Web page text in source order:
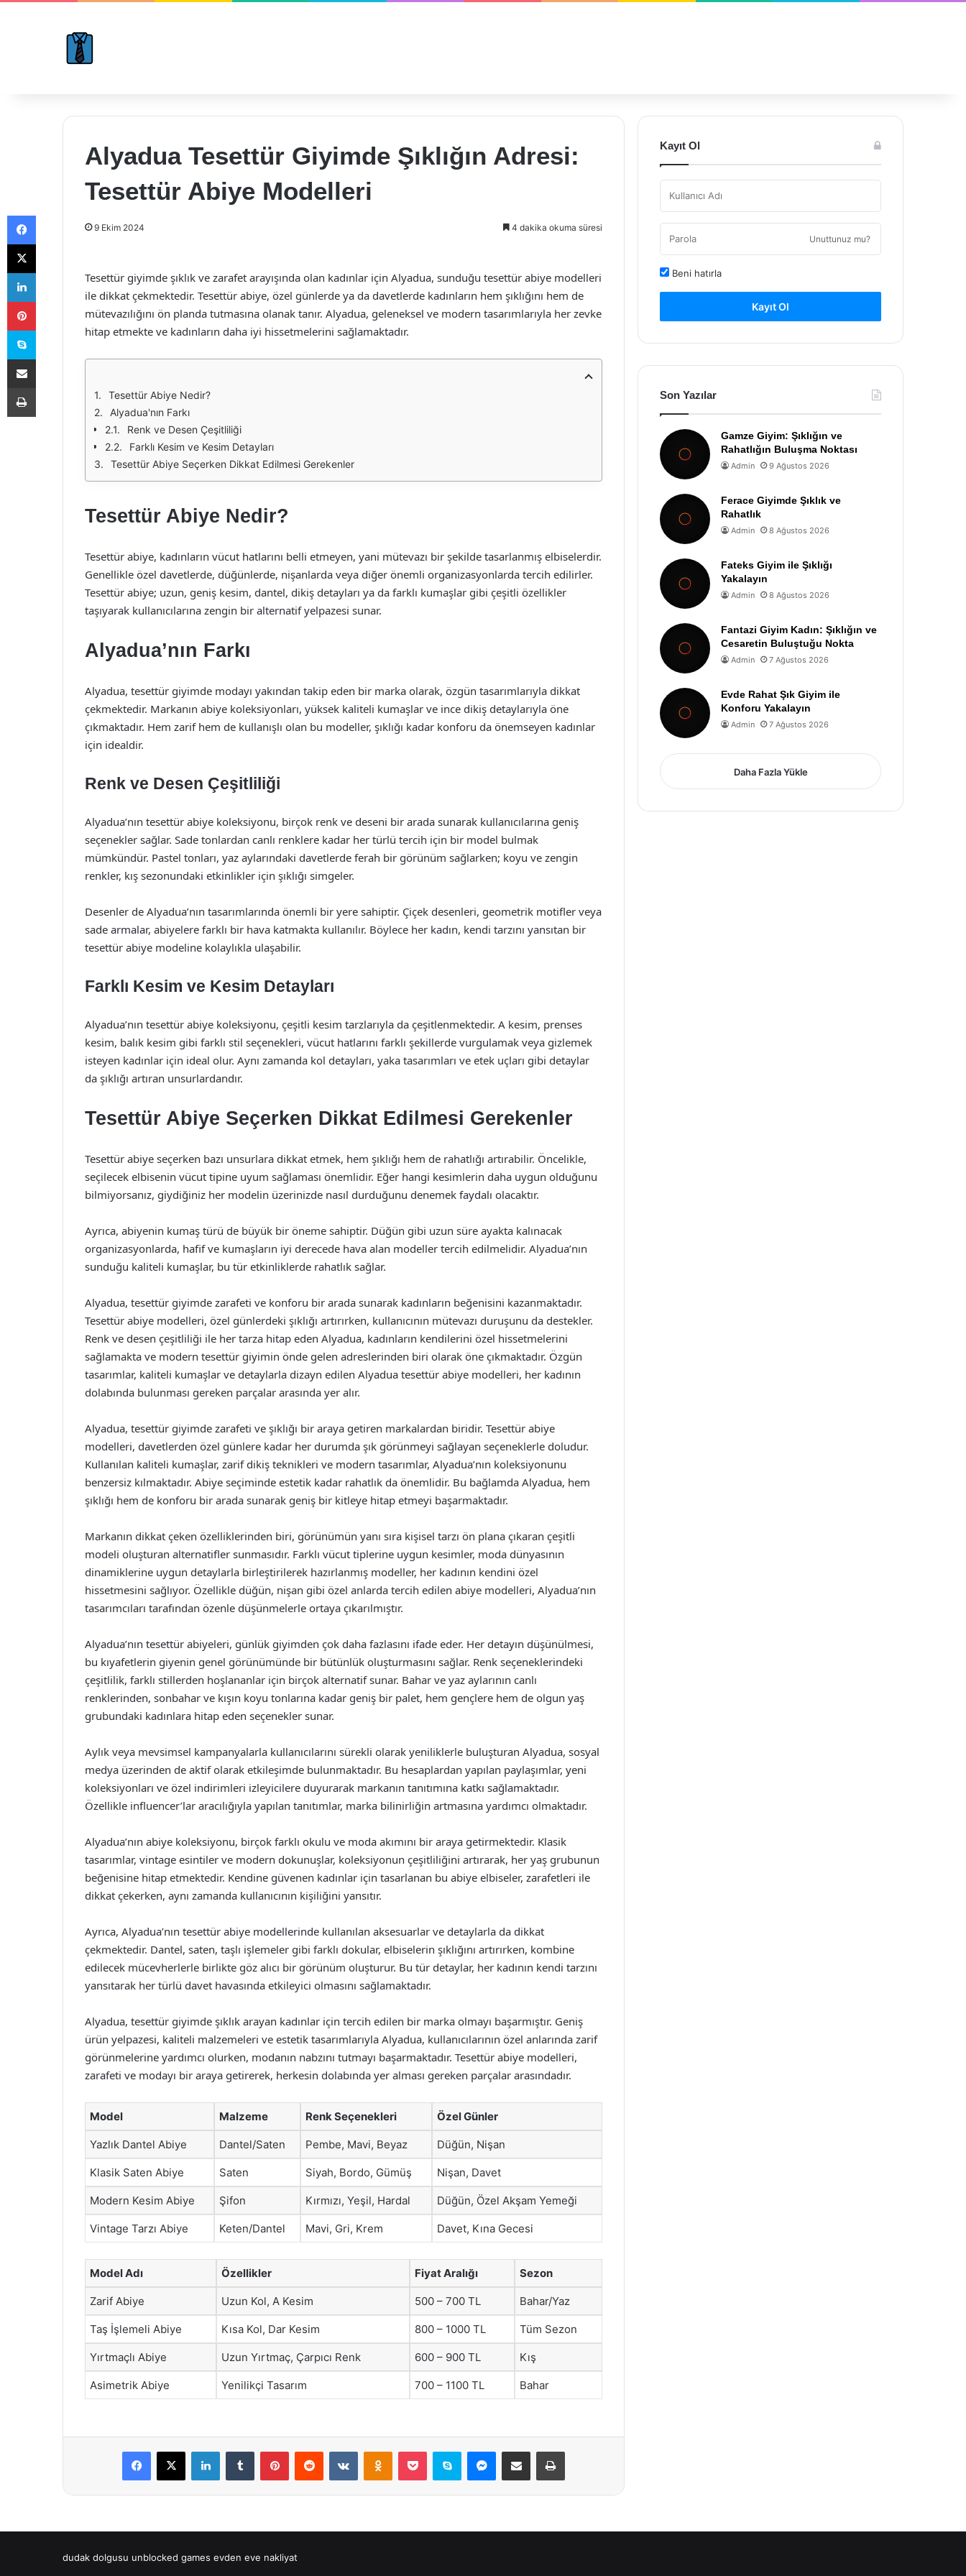
Alyadua Tesettür Giyimde Şıklığın Adresi:
Tesettür Abiye Modelleri
9 Ekim 2024 4 dakika okuma süresi
Tesettür giyimde şıklık ve zarafet arayışında olan kadınlar için Alyadua, sunduğu tesettür abiye modelleri
ile dikkat çekmektedir. Tesettür abiye, özel günlerde ya da davetlerde kadınların hem şıklığını hem de
mütevazılığını ön planda tutmasına olanak tanır. Alyadua, geleneksel ve modern tasarımlarıyla her zevke
hitap etmekte ve kadınların daha iyi hissetmelerini sağlamaktadır.
Tesettür Abiye Nedir?
Alyadua'nın Farkı
Renk ve Desen Çeşitliliği
Farklı Kesim ve Kesim Detayları
Tesettür Abiye Seçerken Dikkat Edilmesi Gerekenler
Tesettür Abiye Nedir?
Tesettür abiye, kadınların vücut hatlarını belli etmeyen, yani mütevazı bir şekilde tasarlanmış elbiselerdir.
Genellikle özel davetlerde, düğünlerde, nişanlarda veya diğer önemli organizasyonlarda tercih edilirler.
Tesettür abiye; uzun, geniş kesim, dantel, dikiş detayları ya da farklı kumaşlar gibi çeşitli özellikler
taşıyarak kullanıcılarına zengin bir alternatif yelpazesi sunar.
Alyadua’nın Farkı
Alyadua, tesettür giyimde modayı yakından takip eden bir marka olarak, özgün tasarımlarıyla dikkat
çekmektedir. Markanın abiye koleksiyonları, yüksek kaliteli kumaşlar ve ince dikiş detaylarıyla öne
çıkmaktadır. Hem zarif hem de kullanışlı olan bu modeller, şıklığı kadar konforu da önemseyen kadınlar
için idealdir.
Renk ve Desen Çeşitliliği
Alyadua’nın tesettür abiye koleksiyonu, birçok renk ve deseni bir arada sunarak kullanıcılarına geniş
seçenekler sağlar. Sade tonlardan canlı renklere kadar her türlü tercih için bir model bulmak
mümkündür. Pastel tonları, yaz aylarındaki davetlerde ferah bir görünüm sağlarken; koyu ve zengin
renkler, kış sezonundaki etkinlikler için şıklığı simgeler.
Desenler de Alyadua’nın tasarımlarında önemli bir yere sahiptir. Çiçek desenleri, geometrik motifler veya
sade armalar, abiyelere farklı bir hava katmakta kullanılır. Böylece her kadın, kendi tarzını yansıtan bir
tesettür abiye modeline kolaylıkla ulaşabilir.
Farklı Kesim ve Kesim Detayları
Alyadua’nın tesettür abiye koleksiyonu, çeşitli kesim tarzlarıyla da çeşitlenmektedir. A kesim, prenses
kesim, balık kesim gibi farklı stil seçenekleri, vücut hatlarını farklı şekillerde vurgulamak veya gizlemek
isteyen kadınlar için ideal olur. Aynı zamanda kol detayları, yaka tasarımları ve etek uçları gibi detaylar
da şıklığı artıran unsurlardandır.
Tesettür Abiye Seçerken Dikkat Edilmesi Gerekenler
Tesettür abiye seçerken bazı unsurlara dikkat etmek, hem şıklığı hem de rahatlığı artırabilir. Öncelikle,
seçilecek elbisenin vücut tipine uyum sağlaması önemlidir. Eğer hangi kesimlerin daha uygun olduğunu
bilmiyorsanız, giydiğiniz her modelin üzerinizde nasıl durduğunu denemek faydalı olacaktır.
Ayrıca, abiyenin kumaş türü de büyük bir öneme sahiptir. Düğün gibi uzun süre ayakta kalınacak
organizasyonlarda, hafif ve kumaşların iyi derecede hava alan modeller tercih edilmelidir. Alyadua’nın
sunduğu kaliteli kumaşlar, bu tür etkinliklerde rahatlık sağlar.
Alyadua, tesettür giyimde zarafeti ve konforu bir arada sunarak kadınların beğenisini kazanmaktadır.
Tesettür abiye modelleri, özel günlerdeki şıklığı artırırken, kullanıcının mütevazı duruşunu da destekler.
Renk ve desen çeşitliliği ile her tarza hitap eden Alyadua, kadınların kendilerini özel hissetmelerini
sağlamakta ve modern tesettür giyimin önde gelen adreslerinden biri olarak öne çıkmaktadır. Özgün
tasarımlar, kaliteli kumaşlar ve detaylarla dizayn edilen Alyadua tesettür abiye modelleri, her kadının
dolabında bulunması gereken parçalar arasında yer alır.
Alyadua, tesettür giyimde zarafeti ve şıklığı bir araya getiren markalardan biridir. Tesettür abiye
modelleri, davetlerden özel günlere kadar her durumda şık görünmeyi sağlayan seçeneklerle doludur.
Kullanılan kaliteli kumaşlar, zarif dikiş teknikleri ve modern tasarımlar, Alyadua’nın koleksiyonunu
benzersiz kılmaktadır. Abiye seçiminde estetik kadar rahatlık da önemlidir. Bu bağlamda Alyadua, hem
şıklığı hem de konforu bir arada sunarak geniş bir kitleye hitap etmeyi başarmaktadır.
Markanın dikkat çeken özelliklerinden biri, görünümün yanı sıra kişisel tarzı ön plana çıkaran çeşitli
modeli oluşturan alternatifler sunmasıdır. Farklı vücut tiplerine uygun kesimler, moda dünyasının
dinamiklerine uygun detaylarla birleştirilerek hazırlanmış modeller, her kadının kendini özel
hissetmesini sağlıyor. Özellikle düğün, nişan gibi özel anlarda tercih edilen abiye modelleri, Alyadua’nın
tasarımcıları tarafından özenle düşünmelerle ortaya çıkarılmıştır.
Alyadua’nın tesettür abiyeleri, günlük giyimden çok daha fazlasını ifade eder. Her detayın düşünülmesi,
bu kıyafetlerin giyenin genel görünümünde bir bütünlük oluşturmasını sağlar. Renk seçeneklerindeki
çeşitlilik, farklı stillerden hoşlananlar için birçok alternatif sunar. Bahar ve yaz aylarının canlı
renklerinden, sonbahar ve kışın koyu tonlarına kadar geniş bir palet, hem gençlere hem de olgun yaş
grubundaki kadınlara hitap eden seçenekler sunar.
Aylık veya mevsimsel kampanyalarla kullanıcılarını sürekli olarak yeniliklerle buluşturan Alyadua, sosyal
medya üzerinden de aktif olarak etkileşimde bulunmaktadır. Bu hesaplardan yapılan paylaşımlar, yeni
koleksiyonları ve özel indirimleri izleyicilere duyurarak markanın tanıtımına katkı sağlamaktadır.
Özellikle influencer’lar aracılığıyla yapılan tanıtımlar, marka bilinirliğin artmasına yardımcı olmaktadır.
Alyadua’nın abiye koleksiyonu, birçok farklı okulu ve moda akımını bir araya getirmektedir. Klasik
tasarımlar, vintage esintiler ve modern dokunuşlar, koleksiyonun çeşitliliğini artırarak, her yaş grubunun
beğenisine hitap etmektedir. Kendine güvenen kadınlar için tasarlanan bu abiye elbiseler, zarafetleri ile
dikkat çekerken, aynı zamanda kullanıcının kişiliğini yansıtır.
Ayrıca, Alyadua’nın tesettür abiye modellerinde kullanılan aksesuarlar ve detaylarla da dikkat
çekmektedir. Dantel, saten, taşlı işlemeler gibi farklı dokular, elbiselerin şıklığını artırırken, kombine
edilecek mücevherlerle birlikte göz alıcı bir görünüm oluşturur. Bu tür detaylar, her kadının kendi tarzını
yansıtarak her türlü davet havasında etkileyici olmasını sağlamaktadır.
Alyadua, tesettür giyimde şıklık arayan kadınlar için tercih edilen bir marka olmayı başarmıştır. Geniş
ürün yelpazesi, kaliteli malzemeleri ve estetik tasarımlarıyla Alyadua, kullanıcılarının özel anlarında zarif
görünmelerine yardımcı olurken, modanın nabzını tutmayı başarmaktadır. Tesettür abiye modelleri,
zarafeti ve modayı bir araya getirerek, herkesin dolabında yer alması gereken parçalar arasındadır.
Model Malzeme Renk Seçenekleri Özel Günler
Yazlık Dantel Abiye Dantel/Saten Pembe, Mavi, Beyaz Düğün, Nişan
Klasik Saten Abiye Saten Siyah, Bordo, Gümüş Nişan, Davet
Modern Kesim Abiye Şifon Kırmızı, Yeşil, Hardal Düğün, Özel Akşam Yemeği
Vintage Tarzı Abiye Keten/Dantel Mavi, Gri, Krem Davet, Kına Gecesi
Model Adı Özellikler Fiyat Aralığı Sezon
Zarif Abiye Uzun Kol, A Kesim 500 – 700 TL Bahar/Yaz
Taş İşlemeli Abiye Kısa Kol, Dar Kesim 800 – 1000 TL Tüm Sezon
Yırtmaçlı Abiye Uzun Yırtmaç, Çarpıcı Renk 600 – 900 TL Kış
Asimetrik Abiye Yenilikçi Tasarım 700 – 1100 TL Bahar
Facebook
X LinkedInTumblr PinterestReddit VKontakteOdnoklassniki
Pocket Skype Messenger
E-Posta ile paylaş Yazdır
Kayıt Ol
Unuttunuz mu?
Beni hatırla
Kayıt Ol
Son Yazılar
Gamze Giyim: Şıklığın ve
Rahatlığın Buluşma Noktası
Admin 9 Ağustos 2026
Ferace Giyimde Şıklık ve
Rahatlık
Admin 8 Ağustos 2026
Fateks Giyim ile Şıklığı
Yakalayın
Admin 8 Ağustos 2026
Fantazi Giyim Kadın: Şıklığın ve
Cesaretin Buluştuğu Nokta
Admin 7 Ağustos 2026
Evde Rahat Şık Giyim ile
Konforu Yakalayın
Admin 7 Ağustos 2026
Daha Fazla Yükle
dudak dolgusu unblocked games evden eve nakliyat
Facebook
X
LinkedIn
Pinterest
Skype
E-Posta ile paylaş